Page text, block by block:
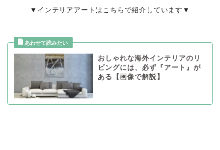
▼インテリアアートはこちらで紹介しています▼
おしゃれな海外インテリアのリ
ビングには、必ず『アート』が
ある【画像で解説】